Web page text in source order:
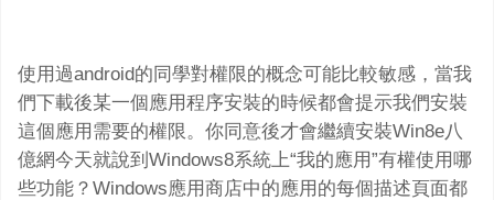
使用過android的同學對權限的概念可能比較敏感，當我
們下載後某一個應用程序安裝的時候都會提示我們安裝
這個應用需要的權限。你同意後才會繼續安裝Win8e八
億網今天就說到Windows8系統上“我的應用”有權使用哪
些功能？Windows應用商店中的應用的每個描述頁面都